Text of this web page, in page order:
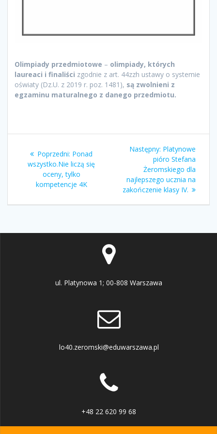
Olimpiady przedmiotowe – olimpiady, których
laureaci i finaliści zgodnie z art. 44zzh ustawy o systemie
oświaty (Dz.U. z 2019 r. poz. 1481), są zwolnieni z
egzaminu maturalnego z danego przedmiotu.
wpisuPoprzedni: Poprzedni
wpis:
Ponad
wszystko.Nie liczą się
oceny, tylko
kompetencje 4K
Następny: Następny
wpis:
Platynowe
pióro Stefana
Żeromskiego dla
najlepszego ucznia na
zakończenie klasy IV.
ul. Platynowa 1; 00-808 Warszawa
lo40.zeromski@eduwarszawa.pl
+48 22 620 99 68